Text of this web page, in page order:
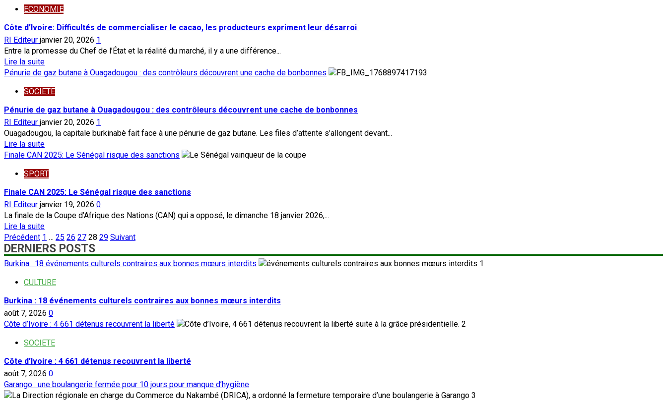
la
paix
de
Trump
pour
supplanter
l’ONU
sur
Coopération
:
Donald
Trump
publie
un
message
privé
de
Macron
sur
truth
social
ECONOMIE
Côte d’Ivoire: Difficultés de commercialiser le cacao, les producteurs expriment leur désarroi
RI Editeur janvier 20, 2026 1
Entre la promesse du Chef de l’État et la réalité du marché, il y a une différence...
Lire la suiteEn
savoir
sur
d’Ivoire:
Difficultés
de
commercialiser
le
cacao,
les
producteurs
expriment
leur
désarroi
Pénurie de gaz butane à Ouagadougou : des contrôleurs découvrent une cache de bonbonnes
SOCIETE
Pénurie de gaz butane à Ouagadougou : des contrôleurs découvrent une cache de bonbonnes
RI Editeur janvier 20, 2026 1
Ouagadougou, la capitale burkinabè fait face à une pénurie de gaz butane. Les files d’attente s’allongent devant...
Lire la suiteEn
savoir
sur
Pénurie
de
gaz
butane
à
Ouagadougou
:
des
découvrent
une
cache
de
bonbonnes
Finale CAN 2025: Le Sénégal risque des sanctions
SPORT
Finale CAN 2025: Le Sénégal risque des sanctions
RI Editeur janvier 19, 2026 0
La finale de la Coupe d’Afrique des Nations (CAN) qui a opposé, le dimanche 18 janvier 2026,...
Lire la suiteEn
savoir
plus
sur
Finale
CAN
Le
Sénégal
risque
sanctions
Pagination
des
publications
Précédent 1 … 25 26 27 28 29 Suivant
DERNIERS POSTS
Burkina : 18 événements culturels contraires aux bonnes mœurs interdits
1
CULTURE
Burkina : 18 événements culturels contraires aux bonnes mœurs interdits
août 7, 2026 0
Côte d’Ivoire : 4 661 détenus recouvrent la liberté
2
SOCIETE
Côte d’Ivoire : 4 661 détenus recouvrent la liberté
août 7, 2026 0
Garango : une boulangerie fermée pour 10 jours pour manque d’hygiène
3